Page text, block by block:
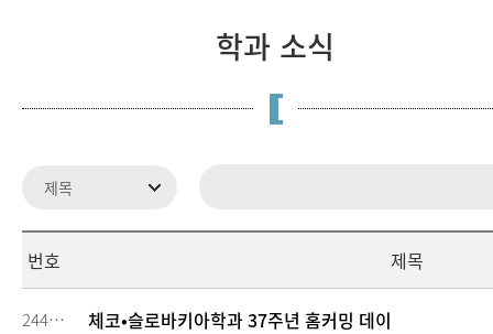
학과 소식
번호 제목
244141 체코•슬로바키아학과 37주년 홈커밍 데이